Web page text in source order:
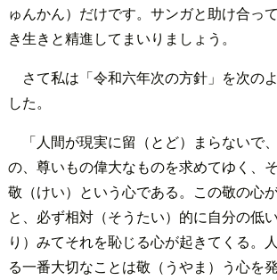
ゅんかん）だけです。サンガと助け合っ
き生きと精進してまいりましょう。
さて私は「令和六年次の方針」を次の
した。
「人間が現実に留（とど）まらないで
の、尊いもの偉大なものを求めてゆく、
敬（けい）という心である。この敬の心
と、必ず相対（そうたい）的に自分の低
り）みてそれを恥じる心が起きてくる。
る一番大切なことは敬（うやま）う心を